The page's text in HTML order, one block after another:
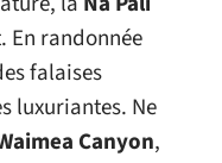
En randonnée
falaises
luxuriantes. Ne
Canyon,